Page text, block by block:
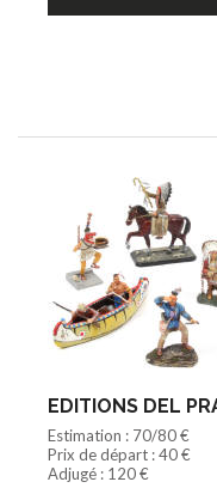
EDITIONS DEL
Estimation : 70/80 €
Prix de départ : 40 €
Adjugé : 120 €